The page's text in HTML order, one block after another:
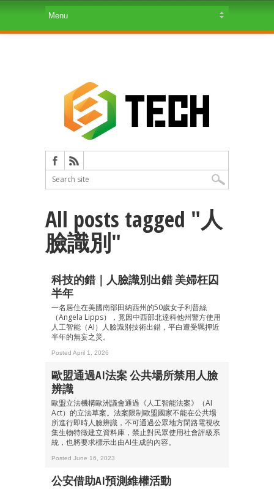
All posts tagged "人
臉識別"
科技的錯｜人臉識別出錯 美婦枉囚
半年
一名居住在美國南部田納西州的50歲女子利普絲
（Angela Lipps），竟因中西部北達科他州警方使用
人工智能（AI）人臉識別技術出錯，平白遭受羈押近
半年的無妄之災。
Posted April 1, 2026
歐盟通過AI法案 公共場所禁用人臉
辨識
歐盟立法機構歐洲議會通過《人工智能法案》（AI
Act）的立法草案。法案限制歐盟國家不能在公共場
所進行即時人臉辨識，不可通過公眾地方閉路電視收
集生物特徵建立資料庫，禁止對民眾使用社會評級系
統，也將要求標示出由AI生成的內容。
Posted June 16, 2023
公安借助AI預測維權活動